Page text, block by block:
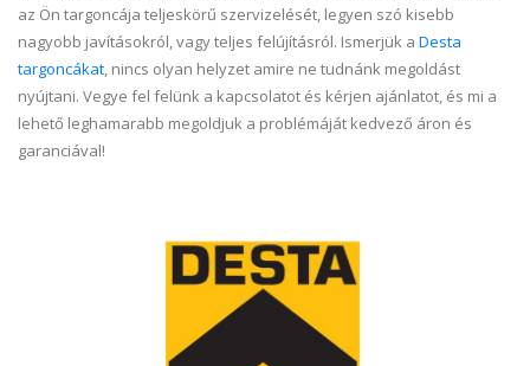
az Ön targoncája teljeskörű szervizelését, legyen szó kisebb
nagyobb javításokról, vagy teljes felújításról. Ismerjük a Desta
targoncákat, nincs olyan helyzet amire ne tudnánk megoldást
nyújtani. Vegye fel felünk a kapcsolatot és kérjen ajánlatot, és mi a
lehető leghamarabb megoldjuk a problémáját kedvező áron és
garanciával!